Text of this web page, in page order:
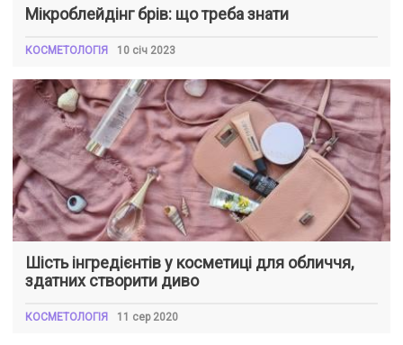
Мікроблейдінг брів: що треба знати
КОСМЕТОЛОГІЯ 10 січ 2023
Шість інгредієнтів у косметиці для обличчя,
здатних створити диво
КОСМЕТОЛОГІЯ 11 сер 2020